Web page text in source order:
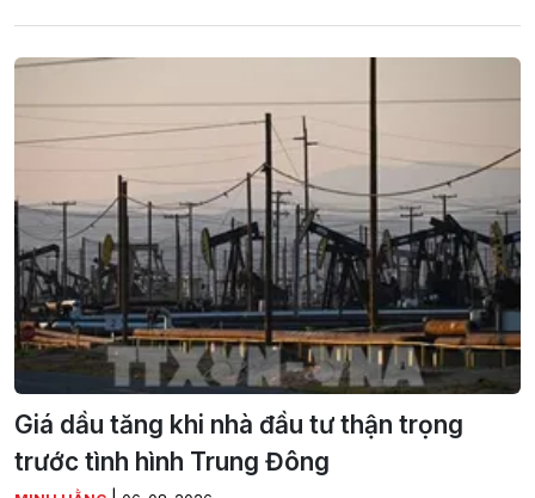
Giá dầu tăng khi nhà đầu tư thận trọng
trước tình hình Trung Đông